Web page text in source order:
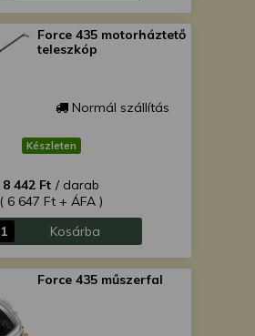
Force 435 motorháztető
teleszkóp
Normál szállítás
Készleten
8 442 Ft / darab
( 6 647 Ft + ÁFA )
Kosárba
Force 435 műszerfal